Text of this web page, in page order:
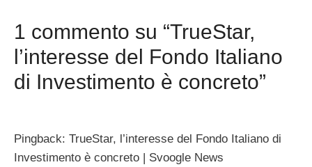
1 commento su “TrueStar,
l’interesse del Fondo Italiano
di Investimento è concreto”
Pingback: TrueStar, l’interesse del Fondo Italiano di
Investimento è concreto | Svoogle News